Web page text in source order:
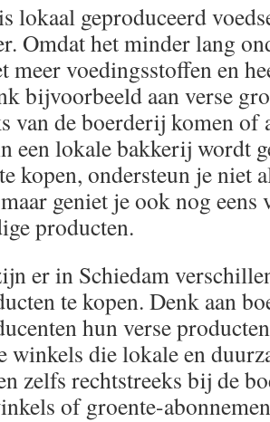
lokaal geproduceerd
Omdat het minder lang
meer voedingsstoffen en
bijvoorbeeld aan verse
van de boerderij komen of
een lokale bakkerij wordt
kopen, ondersteun je niet
geniet je ook nog eens
producten.
er in Schiedam
te kopen. Denk aan
hun verse
winkels die lokale en
zelfs rechtstreeks bij de
of groente-